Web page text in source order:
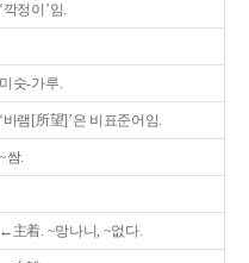
‘깍정이’임.
미숫-가루.
‘바램[所望]’은 비표준어임.
~쌈.
←主着. ~망나니, ~없다.